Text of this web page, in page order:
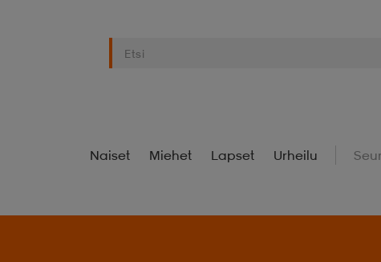
Naiset Miehet Lapset Urheilu